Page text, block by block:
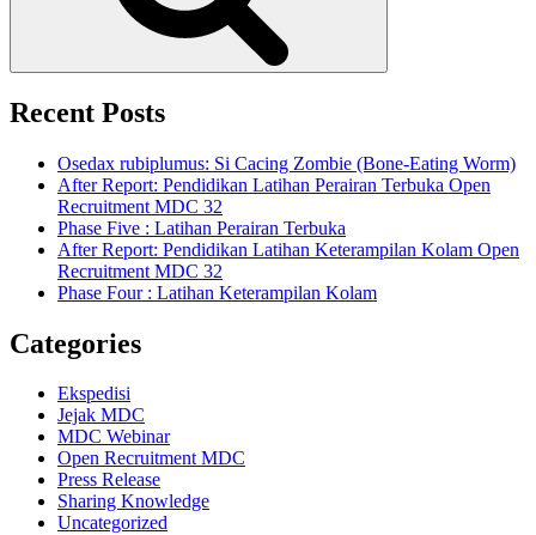
Recent Posts
Osedax rubiplumus: Si Cacing Zombie (Bone-Eating Worm)
After Report: Pendidikan Latihan Perairan Terbuka Open
Recruitment MDC 32
Phase Five : Latihan Perairan Terbuka
After Report: Pendidikan Latihan Keterampilan Kolam Open
Recruitment MDC 32
Phase Four : Latihan Keterampilan Kolam
Categories
Ekspedisi
Jejak MDC
MDC Webinar
Open Recruitment MDC
Press Release
Sharing Knowledge
Uncategorized